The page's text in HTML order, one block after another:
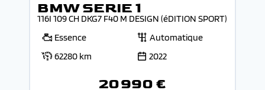
BMW SERIE 1
116I 109 CH DKG7 F40 M DESIGN (éDITION SPORT)
Essence
Automatique
62280 km
2022
20 990 €